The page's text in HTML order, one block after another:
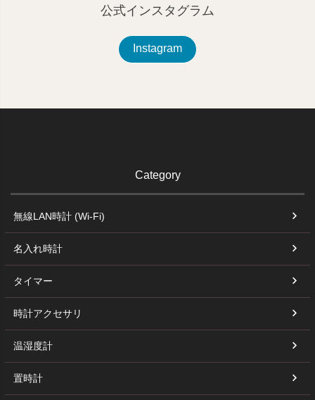
公式インスタグラム
Instagram
Category
無線LAN時計 (Wi-Fi)
名入れ時計
タイマー
時計アクセサリ
温湿度計
置時計